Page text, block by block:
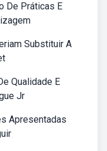
De Práticas E
Substituir A
Qualidade E
Jr
Apresentadas